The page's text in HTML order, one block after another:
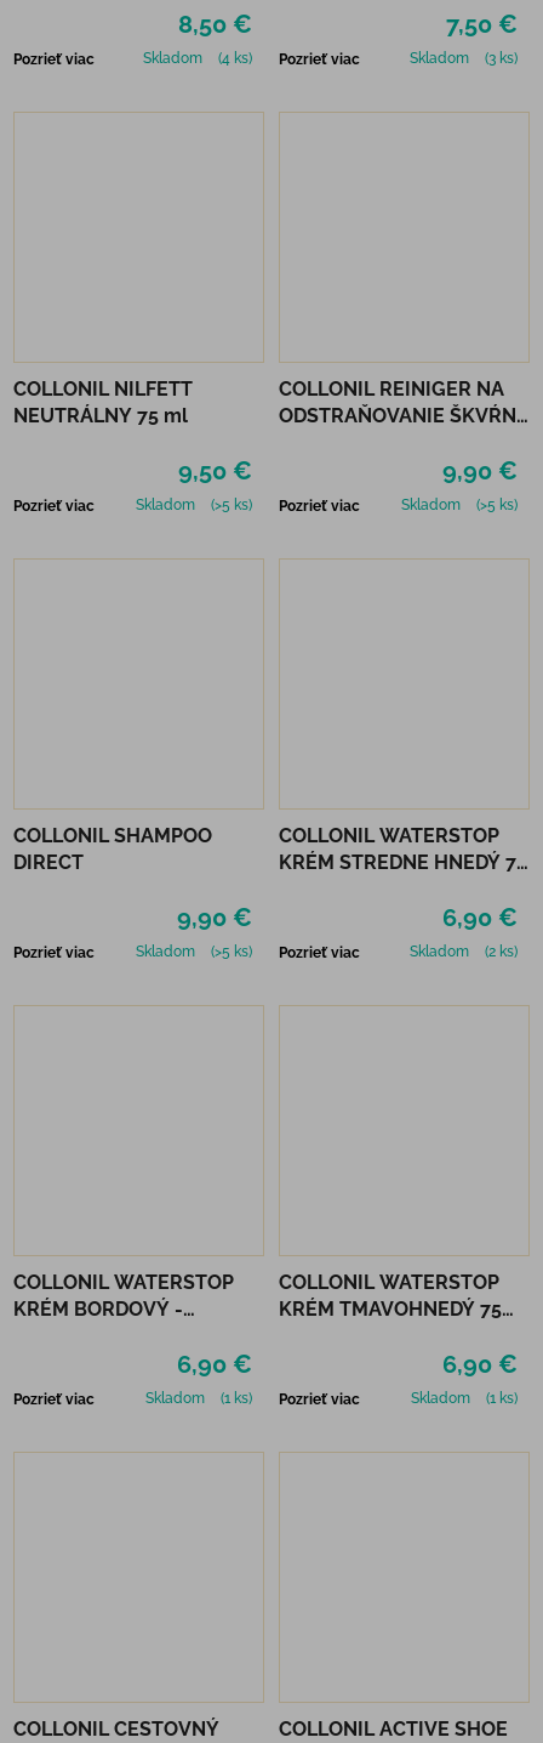
8,50 €
Pozrieť viac Skladom (4 ks)
7,50 €
Pozrieť viac Skladom (3 ks)
COLLONIL NILFETT
NEUTRÁLNY 75 ml
9,50 €
Pozrieť viac Skladom (>5 ks)
COLLONIL REINIGER NA
ODSTRAŇOVANIE ŠKVŔN
9,90 €
Pozrieť viac Skladom (>5 ks)
COLLONIL SHAMPOO
DIRECT
9,90 €
Pozrieť viac Skladom (>5 ks)
COLLONIL WATERSTOP
KRÉM STREDNE HNEDÝ 75
6,90 €
Pozrieť viac Skladom (2 ks)
COLLONIL WATERSTOP
KRÉM BORDOVÝ -
6,90 €
Pozrieť viac Skladom (1 ks)
COLLONIL WATERSTOP
KRÉM TMAVOHNEDÝ 75
6,90 €
Pozrieť viac Skladom (1 ks)
COLLONIL CESTOVNÝ COLLONIL ACTIVE SHOE